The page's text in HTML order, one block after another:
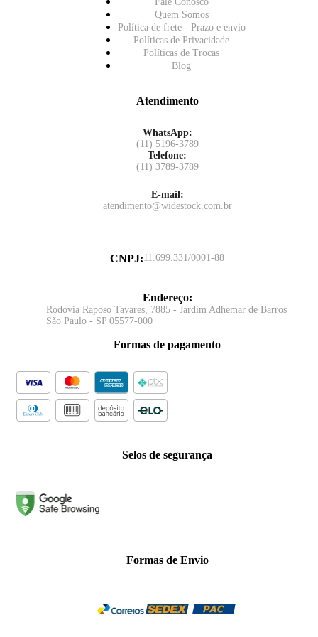
Quem Somos
Política de frete - Prazo e envio
Políticas de Privacidade
Políticas de Trocas
Blog
Atendimento
WhatsApp:
(11) 5196-3789
Telefone:
(11) 3789-3789
E-mail:
atendimento@widestock.com.br
CNPJ:11.699.331/0001-88
Endereço:
Rodovia Raposo Tavares, 7885 - Jardim Adhemar de Barros
São Paulo - SP 05577-000
Formas de pagamento
Selos de segurança
Formas de Envio